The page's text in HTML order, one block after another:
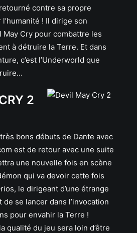
contre sa propre
! Il dirige son
May Cry pour combattre les
à détruire la Terre. Et dans
c’est l’Underworld que
2
bons débuts de Dante avec
est de retour avec une suite
une nouvelle fois en scène
qui va devoir cette fois
le dirigeant d’une étrange
se lancer dans l’invocation
pour envahir la Terre !
qualité du jeu sera loin d’être